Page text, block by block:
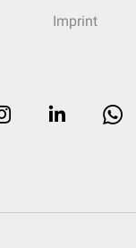
Imprint